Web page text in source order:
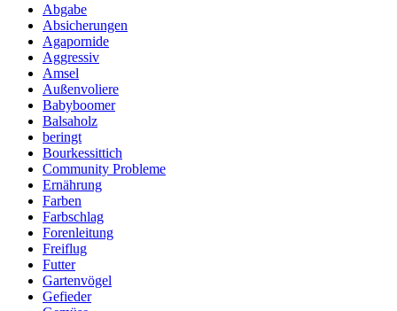
Abgabe
Absicherungen
Agapornide
Aggressiv
Amsel
Außenvoliere
Babyboomer
Balsaholz
beringt
Bourkessittich
Community Probleme
Ernährung
Farben
Farbschlag
Forenleitung
Freiflug
Futter
Gartenvögel
Gefieder